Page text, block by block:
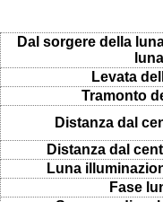
Dal sorgere della
luna
Levata
Tramonto
Distanza dal
Distanza dal
Luna
Fase